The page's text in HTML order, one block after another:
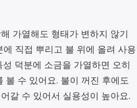
가열해도 형태가 변하지 않기
직접 뿌리고 불 위에 올려 사용
덕분에 소금을 가열하면 오히
볼 수 있어요. 불이 꺼진 후에도
갈 수 있어서 실용성이 높아요.